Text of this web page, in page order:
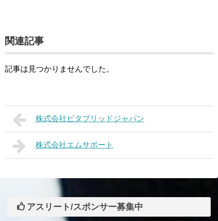
関連記事
記事は見つかりませんでした。
株式会社ビタブリッドジャパン
株式会社エムサポート
アスリート/スポンサー募集中